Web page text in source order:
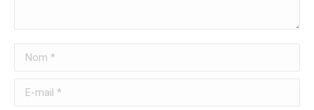
Nom *
E-mail *